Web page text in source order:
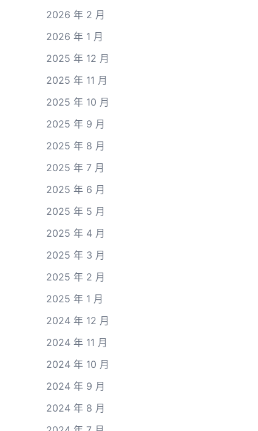
2026 年 2 月
2026 年 1 月
2025 年 12 月
2025 年 11 月
2025 年 10 月
2025 年 9 月
2025 年 8 月
2025 年 7 月
2025 年 6 月
2025 年 5 月
2025 年 4 月
2025 年 3 月
2025 年 2 月
2025 年 1 月
2024 年 12 月
2024 年 11 月
2024 年 10 月
2024 年 9 月
2024 年 8 月